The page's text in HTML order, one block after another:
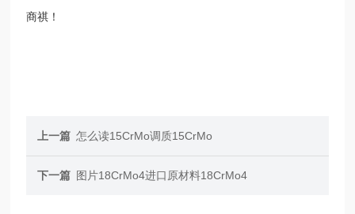
商祺！
上一篇 怎么读15CrMo调质15CrMo
下一篇 图片18CrMo4进口原材料18CrMo4